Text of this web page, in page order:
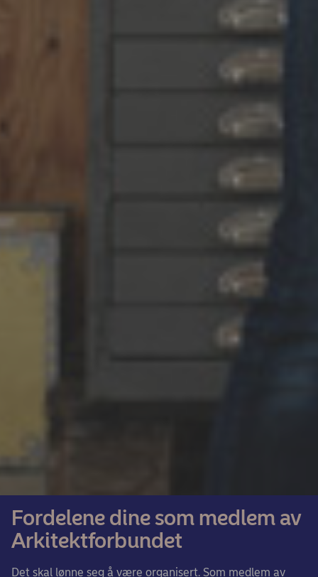
Fordelene dine som medlem av
Arkitektforbundet
Det skal lønne seg å være organisert. Som medlem av